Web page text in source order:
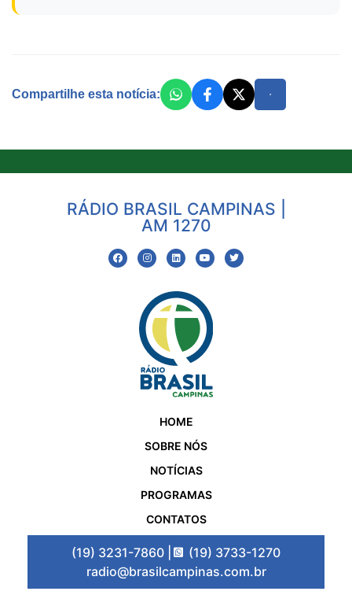
Compartilhe esta notícia:
RÁDIO BRASIL CAMPINAS |
AM 1270
HOME
SOBRE NÓS
NOTÍCIAS
PROGRAMAS
CONTATOS
(19) 3231-7860 |
(19) 3733-1270
radio@brasilcampinas.com.br